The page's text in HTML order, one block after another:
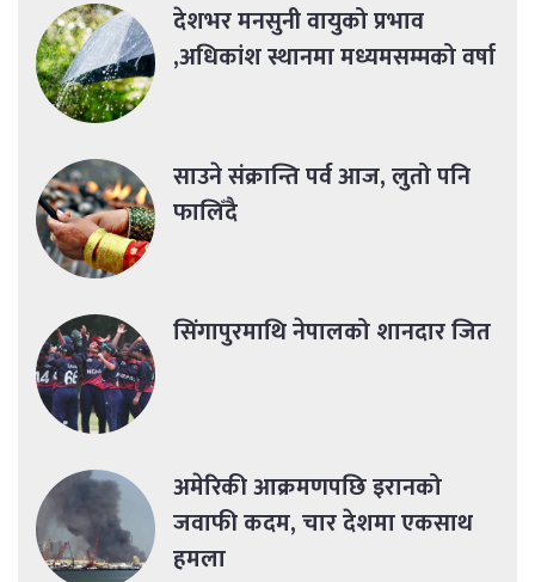
देशभर मनसुनी वायुको प्रभाव
,अधिकांश स्थानमा मध्यमसम्मको वर्षा
साउने संक्रान्ति पर्व आज, लुतो पनि
फालिँदै
सिंगापुरमाथि नेपालको शानदार जित
अमेरिकी आक्रमणपछि इरानको
जवाफी कदम, चार देशमा एकसाथ
हमला